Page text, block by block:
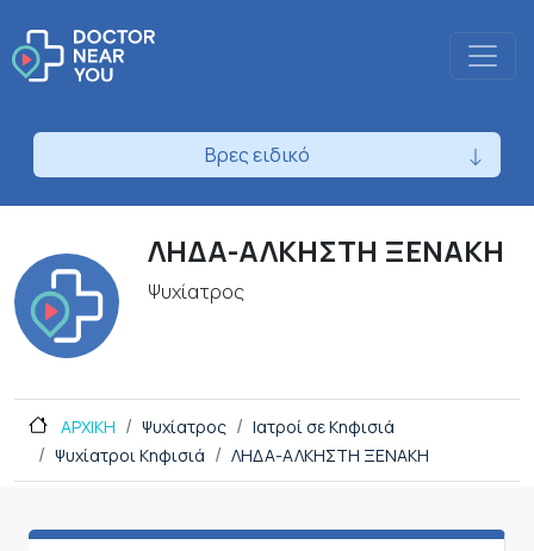
Βρες ειδικό
ΛΗΔΑ-ΑΛΚΗΣΤΗ ΞΕΝΑΚΗ
Ψυχίατρος
ΑΡΧΙΚΗ Ψυχίατρος
Ιατροί σε Κηφισιά
Ψυχίατροι Κηφισιά
ΛΗΔΑ-ΑΛΚΗΣΤΗ ΞΕΝΑΚΗ